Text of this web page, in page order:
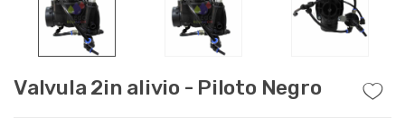
Valvula 2in alivio - Piloto Negro